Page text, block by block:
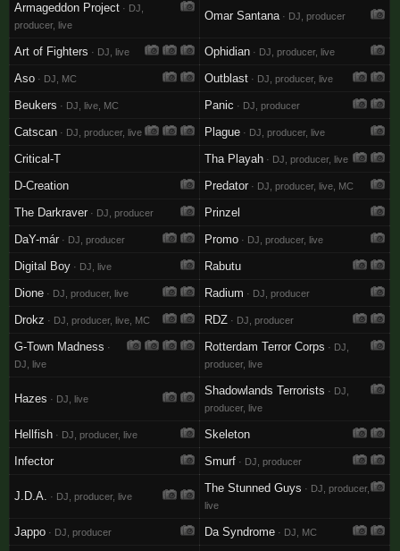
Armageddon Project · DJ,
producer, live
Omar Santana · DJ, producer
Art of Fighters · DJ, live Ophidian · DJ, producer, live
Aso · DJ, MC Outblast · DJ, producer, live
Beukers · DJ, live, MC Panic · DJ, producer
Catscan · DJ, producer, live Plague · DJ, producer, live
Critical-T Tha Playah · DJ, producer, live
D-Creation Predator · DJ, producer, live, MC
The Darkraver · DJ, producer
Prinzel
DaY-már · DJ, producer Promo · DJ, producer, live
Digital Boy · DJ, live
Rabutu
Dione · DJ, producer, live Radium · DJ, producer
Drokz · DJ, producer, live, MC RDZ · DJ, producer
G-Town Madness ·
DJ, live
Rotterdam Terror Corps · DJ,
producer, live
Hazes · DJ, live
Shadowlands Terrorists · DJ,
producer, live
Hellfish · DJ, producer, live
Skeleton
Infector
Smurf · DJ, producer
J.D.A. · DJ, producer, live
The Stunned Guys · DJ, producer,
live
Jappo · DJ, producer Da Syndrome · DJ, MC